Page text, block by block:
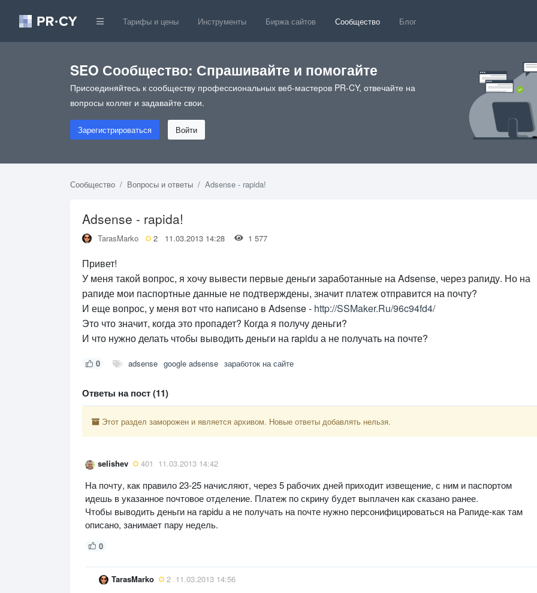
Тарифы и цены Инструменты Биржа сайтов Сообщество Блог
SEO Сообщество: Спрашивайте и помогайте
Присоединяйтесь к сообществу профессиональных веб-мастеров PR-CY, отвечайте на
вопросы коллег и задавайте свои.
Зарегистрироваться Войти
Сообщество Вопросы и ответы Adsense - rapida!
Adsense - rapida!
TarasMarko 2 11.03.2013 14:28 1 577
Привет!
У меня такой вопрос, я хочу вывести первые деньги заработанные на Adsense, через рапиду. Но на
рапиде мои паспортные данные не подтверждены, значит платеж отправится на почту?
И еще вопрос, у меня вот что написано в Adsense - http://SSMaker.Ru/96c94fd4/
Это что значит, когда это пропадет? Когда я получу деньги?
И что нужно делать чтобы выводить деньги на rapidu а не получать на почте?
0 adsense google adsense заработок на сайте
Ответы на пост (11)
Этот раздел заморожен и является архивом. Новые ответы добавлять нельзя.
selishev 401 11.03.2013 14:42
На почту, как правило 23-25 начисляют, через 5 рабочих дней приходит извещение, с ним и паспортом
идешь в указанное почтовое отделение. Платеж по скрину будет выплачен как сказано ранее.
Чтобы выводить деньги на rapidu а не получать на почте нужно персонифицироваться на Рапиде-как там
описано, занимает пару недель.
0
TarasMarko 2 11.03.2013 14:56